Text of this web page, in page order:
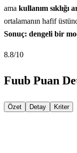
ama kullanım sıklığı
ortalamanın hafif
Sonuç: dengeli bir
8.8/10
Fuub Puan
Özet Detay Kriter